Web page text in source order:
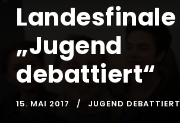
Landesfinale
„Jugend
debattiert“
15. MAI 2017 JUGEND DEBATTIERT